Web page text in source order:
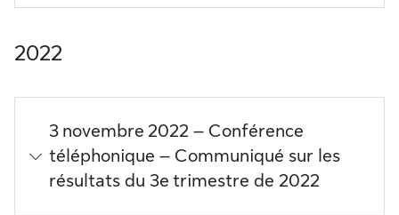
2022
3 novembre 2022 – Conférence
téléphonique – Communiqué sur les
résultats du 3e trimestre de 2022